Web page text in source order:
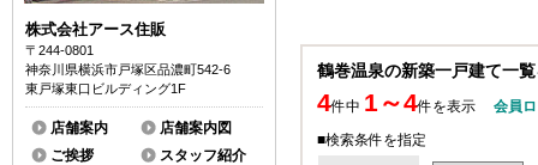
鶴巻温泉の新築一戸建て一
4件中 1～4件を表示
会員
■検索条件を指定
株式会社アース住販
〒244-0801
神奈川県横浜市戸塚区品濃町542-6
東戸塚東口ビルディング1F
店舗案内
店舗案内図
ご挨拶
スタッフ紹介